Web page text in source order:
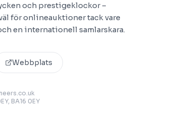
och prestigeklockor –
för onlineauktioner tack vare
en internationell samlarskara.
Webbplats
, BA16 0EY